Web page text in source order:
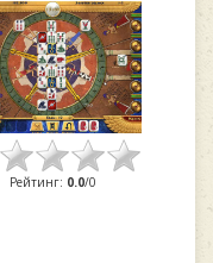
Рейтинг: 0.0/0